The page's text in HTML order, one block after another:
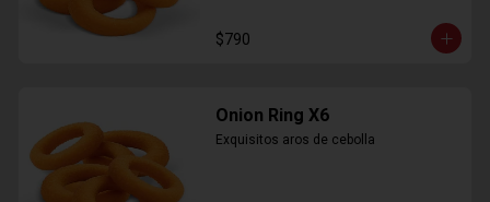
$790
Onion Ring X6
Exquisitos aros de cebolla